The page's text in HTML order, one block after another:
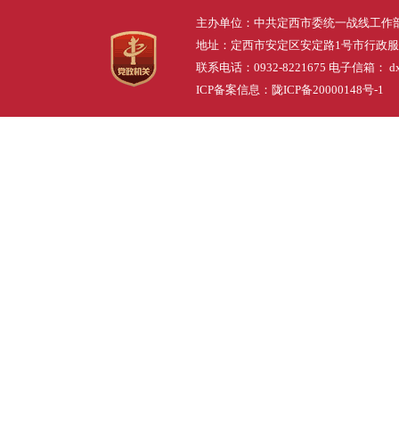
主办单位：中共定西市委统一战线工作
地址：定西市安定区安定路1号市行政
联系电话：0932-8221675 电子信箱：
ICP备案信息： 陇ICP备20000148号-1